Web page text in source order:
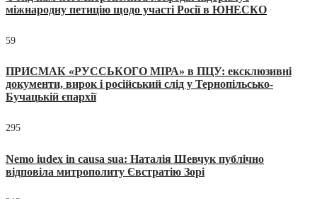
міжнародну петицію щодо участі Росії в ЮНЕСКО
59
ПРИСМАК «РУССЬКОГО МІРА» в ПЦУ: ексклюзивні
документи, вирок і російський слід у Тернопільсько-
Бучацькій єпархії
295
Nemo iudex in causa sua: Наталія Шевчук публічно
відповіла митрополиту Євстратію Зорі